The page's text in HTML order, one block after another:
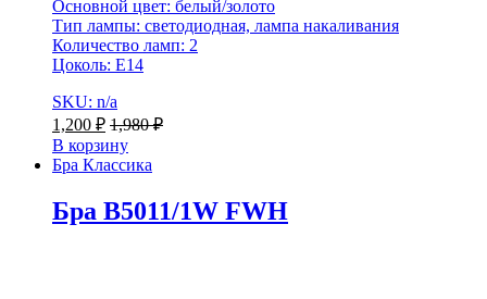
Основной цвет: белый/золото
Тип лампы: светодиодная, лампа накаливания
Количество ламп: 2
Цоколь: E14
SKU: n/a
1,200 ₽ 1,980₽
В корзину
Бра Классика
Бра B5011/1W FWH